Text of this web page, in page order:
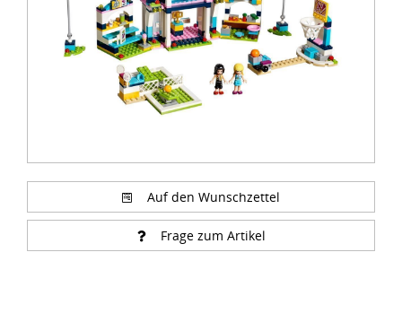
Auf den Wunschzettel
Frage zum Artikel